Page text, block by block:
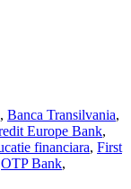
, Banca Transilvania,
Europe Bank,
financiara, First
OTP Bank,